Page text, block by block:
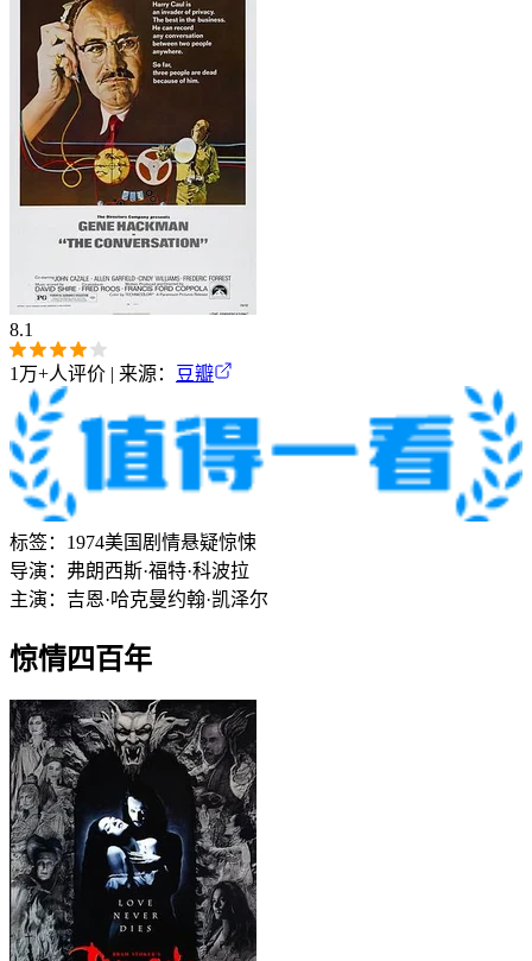
8.1
1万+人评价 | 来源： 豆瓣
标签： 1974美国 剧情悬疑惊悚
导演： 弗朗西斯·福特·科波拉
主演： 吉恩·哈克曼约翰·凯泽尔
惊情四百年